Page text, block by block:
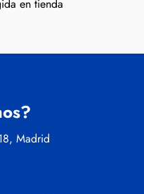
en tienda
Madrid